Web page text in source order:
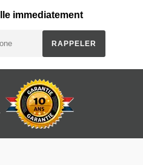
immediatement